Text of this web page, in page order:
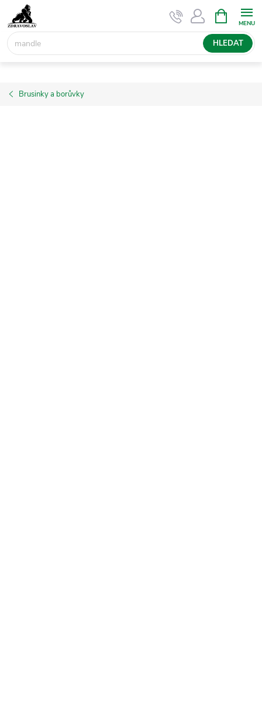
na
obsah
HLEDAT
NÁKUPNÍ
KOŠÍK
Brusinky a borůvky